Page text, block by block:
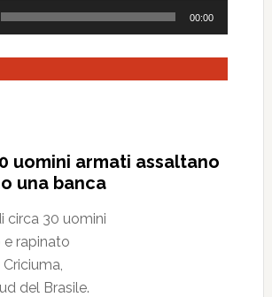
Player
00:00
uomini armati assaltano
una banca
circa 30 uomini
rapinato
del Brasile.